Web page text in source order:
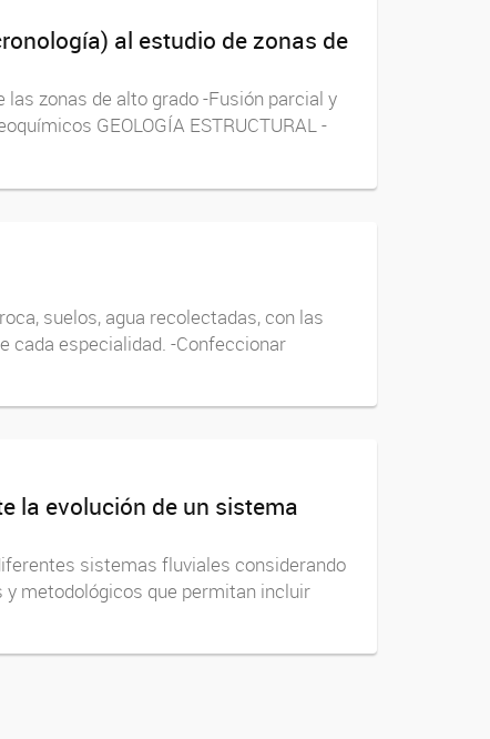
al estudio de zonas de
las zonas de alto grado -Fusión parcial y
GEOLOGÍA ESTRUCTURAL -
suelos, agua recolectadas, con las
cada especialidad. -Confeccionar
la evolución de un sistema
sistemas fluviales considerando
metodológicos que permitan incluir